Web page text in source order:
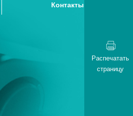
Контакты
Распечатать
страницу